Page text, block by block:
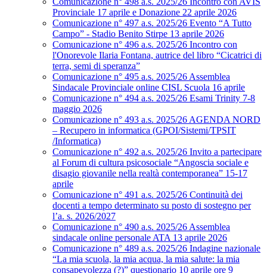
Provinciale 17 aprile e Donazione 22 aprile 2026
Comunicazione n° 497 a.s. 2025/26 Evento “A Tutto
Campo” - Stadio Benito Stirpe 13 aprile 2026
Comunicazione n° 496 a.s. 2025/26 Incontro con
l'Onorevole Ilaria Fontana, autrice del libro “Cicatrici di
terra, semi di speranza”
Comunicazione n° 495 a.s. 2025/26 Assemblea
Sindacale Provinciale online CISL Scuola 16 aprile
Comunicazione n° 494 a.s. 2025/26 Esami Trinity 7-8
maggio 2026
Comunicazione n° 493 a.s. 2025/26 AGENDA NORD
– Recupero in informatica (GPOI/Sistemi/TPSIT
/Informatica)
Comunicazione n° 492 a.s. 2025/26 Invito a partecipare
al Forum di cultura psicosociale “Angoscia sociale e
disagio giovanile nella realtà contemporanea” 15-17
aprile
Comunicazione n° 491 a.s. 2025/26 Continuità dei
docenti a tempo determinato su posto di sostegno per
l’a. s. 2026/2027
Comunicazione n° 490 a.s. 2025/26 Assemblea
sindacale online personale ATA 13 aprile 2026
Comunicazione n° 489 a.s. 2025/26 Indagine nazionale
“La mia scuola, la mia acqua, la mia salute: la mia
consapevolezza (?)” questionario 10 aprile ore 9